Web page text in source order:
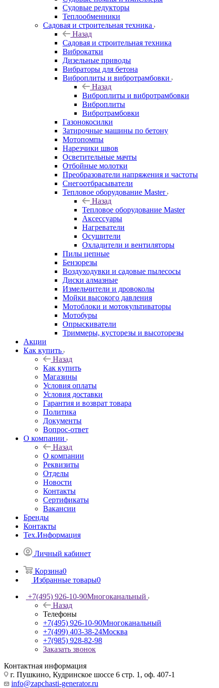
Судовые редукторы
Теплообменники
Садовая и строительная техника
Назад
Садовая и строительная техника
Виброкатки
Дизельные приводы
Вибраторы для бетона
Виброплиты и вибротрамбовки
Назад
Виброплиты и вибротрамбовки
Виброплиты
Вибротрамбовки
Газонокосилки
Затирочные машины по бетону
Мотопомпы
Нарезчики швов
Осветительные мачты
Отбойные молотки
Преобразователи напряжения и частоты
Снегоотбрасыватели
Тепловое оборудование Master
Назад
Тепловое оборудование Master
Аксессуары
Нагреватели
Осушители
Охладители и вентиляторы
Пилы цепные
Бензорезы
Воздуходувки и садовые пылесосы
Диски алмазные
Измельчители и дровоколы
Мойки высокого давления
Мотоблоки и мотокультиваторы
Мотобуры
Опрыскиватели
Триммеры, кусторезы и высоторезы
Акции
Как купить
Назад
Как купить
Магазины
Условия оплаты
Условия доставки
Гарантия и возврат товара
Политика
Документы
Вопрос-ответ
О компании
Назад
О компании
Реквизиты
Отделы
Новости
Контакты
Сертификаты
Вакансии
Бренды
Контакты
Тех.Информация
Личный кабинет
Корзина0
Избранные товары0
+7(495) 926-10-90Многоканальный
Назад
Телефоны
+7(495) 926-10-90Многоканальный
+7(499) 403-38-24Москва
+7(985) 928-82-98
Заказать звонок
Контактная информация
г. Пушкино, Кудринское шоссе 6 стр. 1, оф. 407-1
info@zapchasti-generator.ru